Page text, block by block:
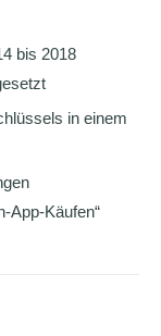
bis 2018
in einem
App-Käufen“